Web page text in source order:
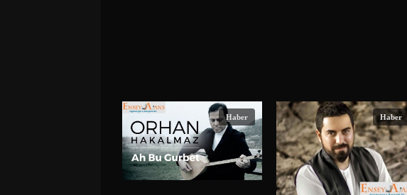
Haber Haber